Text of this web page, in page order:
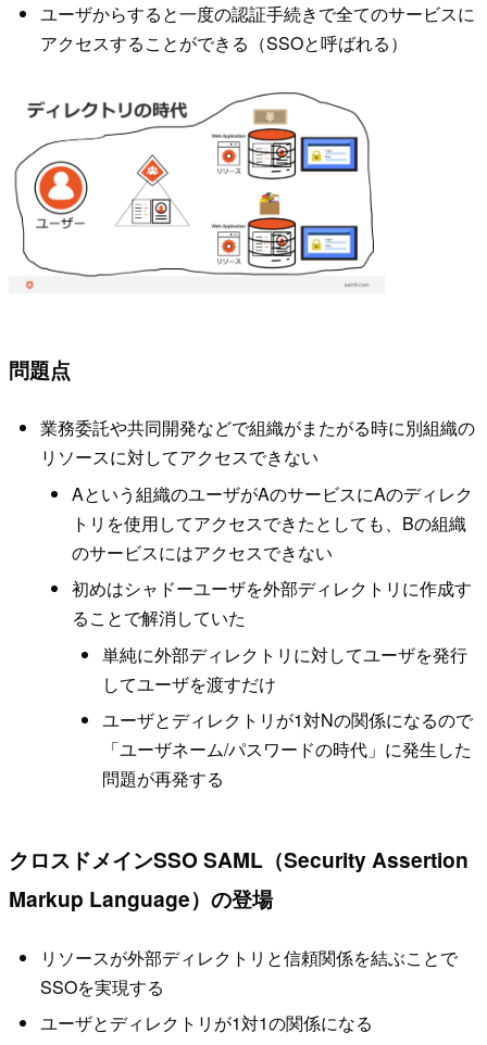
ユーザからすると一度の認証手続きで全てのサービスに
アクセスすることができる（SSOと呼ばれる）
問題点
業務委託や共同開発などで組織がまたがる時に別組織の
リソースに対してアクセスできない
Aという組織のユーザがAのサービスにAのディレク
トリを使用してアクセスできたとしても、Bの組織
のサービスにはアクセスできない
初めはシャドーユーザを外部ディレクトリに作成す
ることで解消していた
単純に外部ディレクトリに対してユーザを発行
してユーザを渡すだけ
ユーザとディレクトリが1対Nの関係になるので
「ユーザネーム/パスワードの時代」に発生した
問題が再発する
クロスドメインSSO SAML（Security Assertion
Markup Language）の登場
リソースが外部ディレクトリと信頼関係を結ぶことで
SSOを実現する
ユーザとディレクトリが1対1の関係になる